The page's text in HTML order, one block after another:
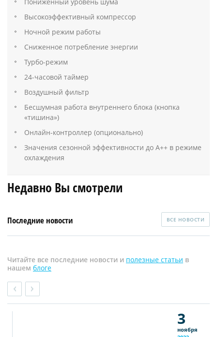
Высокоэффективный компрессор
Ночной режим работы
Сниженное потребление энергии
Турбо-режим
24-часовой таймер
Воздушный фильтр
Бесшумная работа внутреннего блока (кнопка
«тишина»)
Онлайн-контроллер (опционально)
Значения сезонной эффективности до A++ в режиме
охлаждения
Недавно Вы смотрели
Последние новости ВСЕ НОВОСТИ
Читайте все последние новости и полезные статьи в
нашем блоге
3
ноября